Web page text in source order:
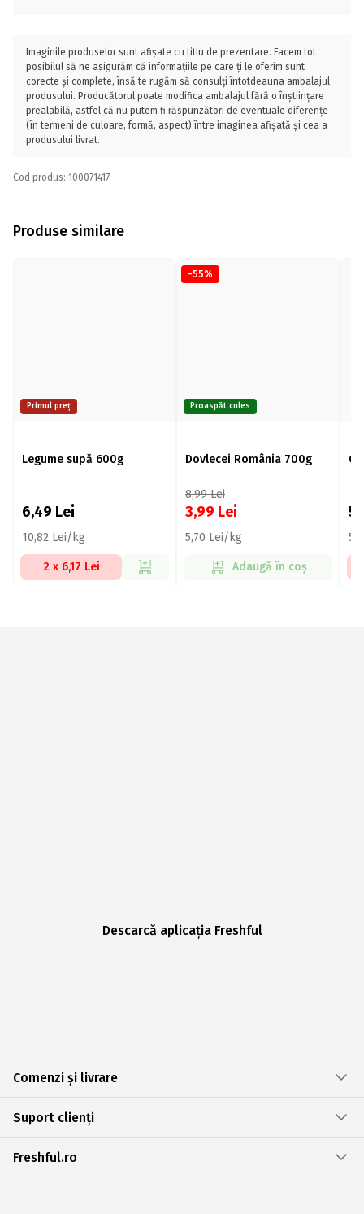
Imaginile produselor sunt afișate cu titlu de prezentare. Facem tot
posibilul să ne asigurăm că informațiile pe care ți le oferim sunt
corecte și complete, însă te rugăm să consulți întotdeauna ambalajul
produsului. Producătorul poate modifica ambalajul fără o înștiințare
prealabilă, astfel că nu putem fi răspunzători de eventuale diferențe
(în termeni de culoare, formă, aspect) între imaginea afișată și cea a
produsului livrat.
Cod produs: 100071417
Produse similare
Primul preț
Legume supă 600g
6,49 Lei
10,82 Lei/kg
2 x 6,17 Lei
-55%
Proaspăt cules
Dovlecei România 700g
8,99Lei
3,99 Lei
5,70 Lei/kg
Adaugă în coș
Descarcă aplicația Freshful
Comenzi și livrare
Suport clienți
Freshful.ro